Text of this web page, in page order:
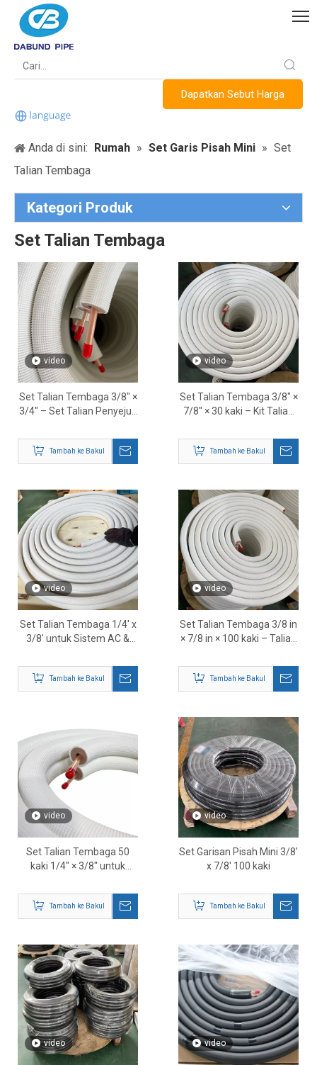
Dapatkan Sebut Harga
Anda di sini: Rumah » Set Garis Pisah Mini » Set
Talian Tembaga
Kategori Produk
Set Talian Tembaga
video
Set Talian Tembaga 3/8″ ×
3/4″ – Set Talian Penyejuk
Tambah ke Bakul
video
Set Talian Tembaga 3/8″ ×
7/8″ × 30 kaki – Kit Talian
Tambah ke Bakul
video
Set Talian Tembaga 1/4' x
3/8' untuk Sistem AC &
Tambah ke Bakul
video
Set Talian Tembaga 3/8 in
× 7/8 in × 100 kaki – Talian
Tertebat
Tambah ke Bakul
video
Set Talian Tembaga 50
kaki 1/4″ × 3/8″ untuk
Talian Penyejuk HVAC
Tambah ke Bakul
video
Set Garisan Pisah Mini 3/8'
x 7/8' 100 kaki
Tambah ke Bakul
video video